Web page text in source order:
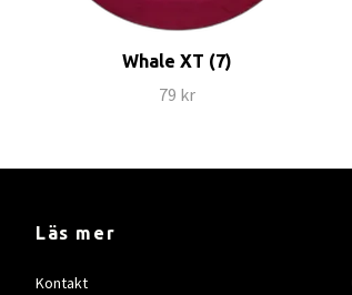
Whale XT (7)
79 kr
Läs mer
Kontakt